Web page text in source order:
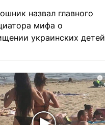
назвал главного
мифа о
украинских детей